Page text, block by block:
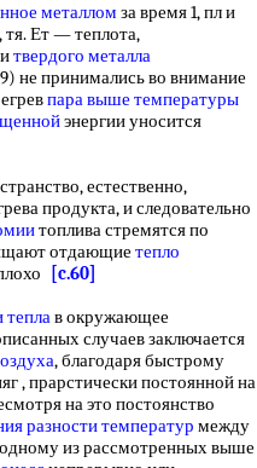
металлом за время 1, пл и
тя. Ет — теплота,
твердого металла
не принимались во внимание
пара выше температуры
энергии уносится
естественно,
продукта, и следовательно
топлива стремятся по
отдающие тепло
[c.60]
теплав окружающее
случаев заключается
, благодаря быстрому
, прарстически постоянной на
на это постоянство
разности температур между
из рассмотренных выше